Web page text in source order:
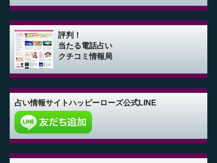
評判！
当たる電話占い
クチコミ情報局
占い情報サイトハッピーローズ公式LINE